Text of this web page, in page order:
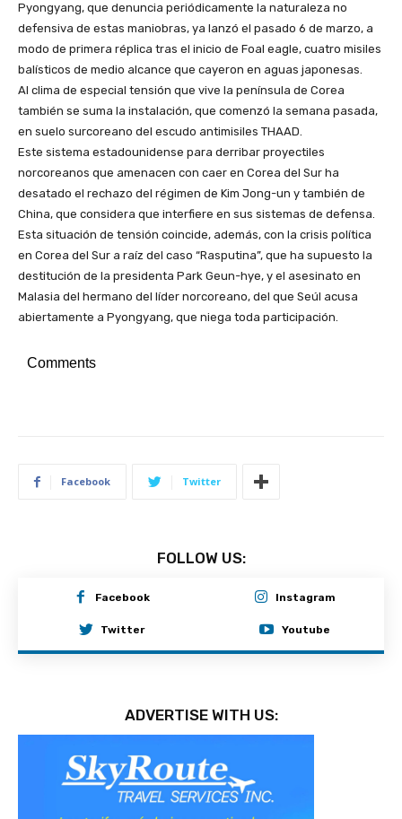
Pyongyang, que denuncia periódicamente la naturaleza no
defensiva de estas maniobras, ya lanzó el pasado 6 de marzo, a
modo de primera réplica tras el inicio de Foal eagle, cuatro misiles
balísticos de medio alcance que cayeron en aguas japonesas.
Al clima de especial tensión que vive la península de Corea
también se suma la instalación, que comenzó la semana pasada,
en suelo surcoreano del escudo antimisiles THAAD.
Este sistema estadounidense para derribar proyectiles
norcoreanos que amenacen con caer en Corea del Sur ha
desatado el rechazo del régimen de Kim Jong-un y también de
China, que considera que interfiere en sus sistemas de defensa.
Esta situación de tensión coincide, además, con la crisis política
en Corea del Sur a raíz del caso “Rasputina”, que ha supuesto la
destitución de la presidenta Park Geun-hye, y el asesinato en
Malasia del hermano del líder norcoreano, del que Seúl acusa
abiertamente a Pyongyang, que niega toda participación.
Comments
Facebook Twitter
FOLLOW US:
Facebook Instagram
Twitter Youtube
ADVERTISE WITH US: